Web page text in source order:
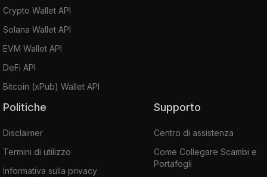
Crypto Wallet API
Solana Wallet API
EVM Wallet API
DeFi API
Bitcoin (xPub) Wallet API
Politiche
Disclaimer
Termini di utilizzo
Informativa sulla privacy
Supporto
Centro di assistenza
Come Collegare Scambi e
Portafogli